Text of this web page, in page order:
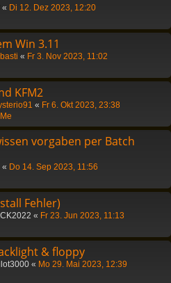
« Di 12. Dez 2023, 12:20
Win 3.11
« Fr 3. Nov 2023, 11:02
KFM2
« Fr 6. Okt 2023, 23:38
vorgaben per Batch
« Do 14. Sep 2023, 11:56
Fehler)
« Fr 23. Jun 2023, 11:13
& floppy
« Mo 29. Mai 2023, 12:39